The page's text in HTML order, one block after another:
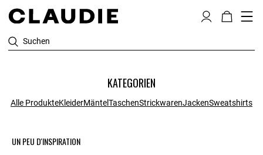
Suchen
KATEGORIEN
Alle ProdukteKleiderMäntelTaschenStrickwarenJackenSweatshirts
UN PEU D'INSPIRATION